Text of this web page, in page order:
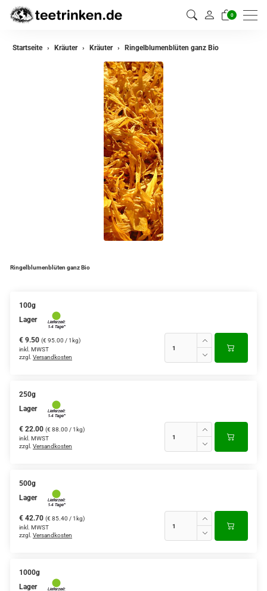
0
zurück
Startseite Kräuter Kräuter Ringelblumenblüten ganz Bio
Ringelblumenblüten ganz Bio
100g
Lager
€ 9.50 (€ 95.00 / 1kg)
inkl. MWST
zzgl. Versandkosten
250g
Lager
€ 22.00 (€ 88.00 / 1kg)
inkl. MWST
zzgl. Versandkosten
500g
Lager
€ 42.70 (€ 85.40 / 1kg)
inkl. MWST
zzgl. Versandkosten
1000g
Lager